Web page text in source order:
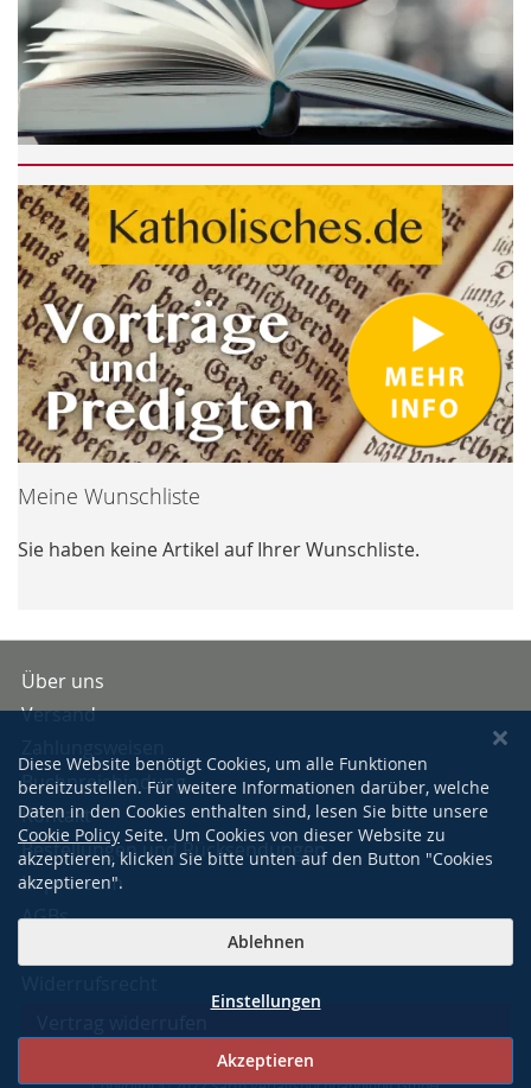
Meine Wunschliste
Sie haben keine Artikel auf Ihrer Wunschliste.
Über uns
Versand
Buchpreisbindung
Kontakt
Bestellungen und Rücksendungen
Impressum
AGBs
Diese Website benötigt Cookies, um alle Funktionen
bereitzustellen. Für weitere Informationen darüber, welche
Daten in den Cookies enthalten sind, lesen Sie bitte unsere
Cookie Policy Seite. Um Cookies von dieser Website zu
akzeptieren, klicken Sie bitte unten auf den Button "Cookies
akzeptieren".
Akzeptieren
Ablehnen
Einstellungen